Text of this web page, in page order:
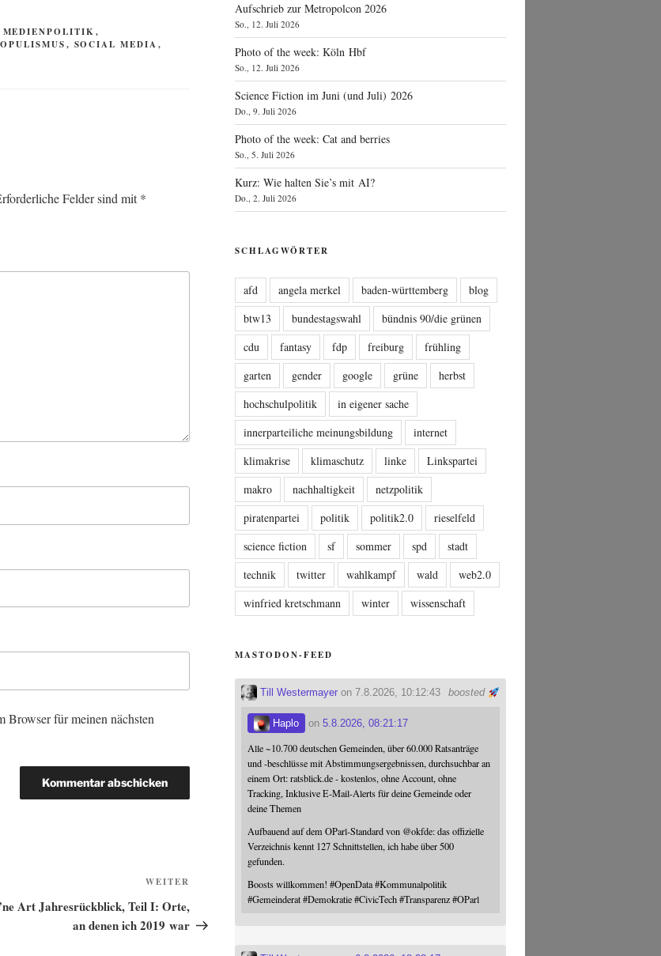
MEDIENPOLITIK,
, SOCIAL MEDIA,
Felder sind mit*
Browser für meinen nächsten
WEITER
Art Jahresrückblick, Teil I: Orte,
an denen ich 2019 war
Aufschrieb zur Metropolcon 2026
So., 12. Juli 2026
Photo of the week: Köln Hbf
So., 12. Juli 2026
Science Fiction im Juni (und Juli) 2026
Do., 9. Juli 2026
Photo of the week: Cat and berries
So., 5. Juli 2026
Kurz: Wie halten Sie’s mit AI?
Do., 2. Juli 2026
SCHLAGWÖRTER
afd angela merkel baden-württemberg
blog
btw13
bundestagswahl
bündnis 90/die grünen
cdu
fantasy fdp freiburg
frühling
garten
gender google grüne
herbst
hochschulpolitik
in eigener sache
innerparteiliche meinungsbildung
internet
klimakrise
klimaschutz linke
Linkspartei
makro
nachhaltigkeit
netzpolitik
piratenpartei
politik politik2.0
rieselfeld
science fiction
sf sommer spd
stadt
technik
twitter wahlkampf wald
web2.0
winfried kretschmann
winter wissenschaft
MASTODON-FEED
boosted
Till Westermayer on 7.8.2026, 10:12:43
Haplo on5.8.2026, 08:21:17
Alle ~10.700 deutschen Gemeinden, über 60.000 Ratsanträge
und -beschlüsse mit Abstimmungsergebnissen, durchsuchbar an
einem Ort: ratsblick.de - kostenlos, ohne Account, ohne
Tracking, Inklusive E-Mail-Alerts für deine Gemeinde oder
deine Themen
Aufbauend auf dem OParl-Standard von @okfde: das offizielle
Verzeichnis kennt 127 Schnittstellen, ich habe über 500
gefunden.
Boosts willkommen!#OpenData #Kommunalpolitik
#Gemeinderat #Demokratie #CivicTech #Transparenz #OParl